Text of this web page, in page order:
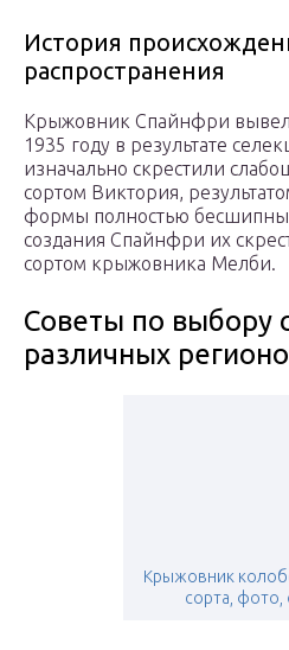
История
распространения
Крыжовник Спайнфри
1935 году в результате
изначально скрестили
сортом Виктория,
формы полностью
создания Спайнфри их
сортом крыжовника Мелби.
Советы по выбору
различных
Крыжовник
сорта, фото,